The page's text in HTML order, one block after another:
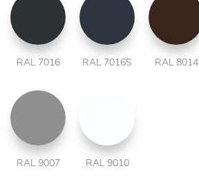
RAL 7016 RAL 7016S RAL 8014
RAL 9007 RAL 9010